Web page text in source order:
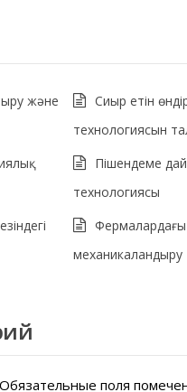
және
Сиыр етін
технологиясын
Пішендеме
технологиясы
механикаландыру
Обязательные поля